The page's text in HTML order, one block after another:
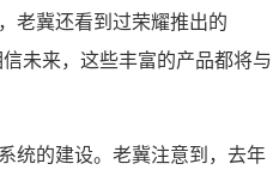
老冀还看到过荣耀推出的
未来，这些丰富的产品都将与
统的建设。老冀注意到，去年